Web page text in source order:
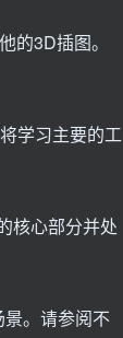
的3D插图。
学习主要的工
核心部分并处
。请参阅不